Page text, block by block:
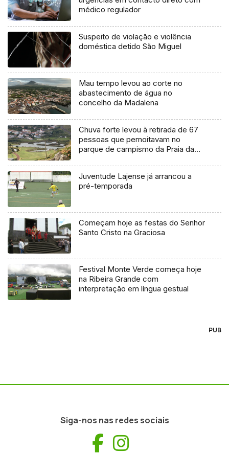
médico regulador
Suspeito de violação e violência
doméstica detido São Miguel
Mau tempo levou ao corte no
abastecimento de água no
concelho da Madalena
Chuva forte levou à retirada de 67
pessoas que pernoitavam no
parque de campismo da Praia da
Juventude Lajense já arrancou a
pré-temporada
Começam hoje as festas do Senhor
Santo Cristo na Graciosa
Festival Monte Verde começa hoje
na Ribeira Grande com
interpretação em língua gestual
PUB
Siga-nos nas redes sociais
Facebook